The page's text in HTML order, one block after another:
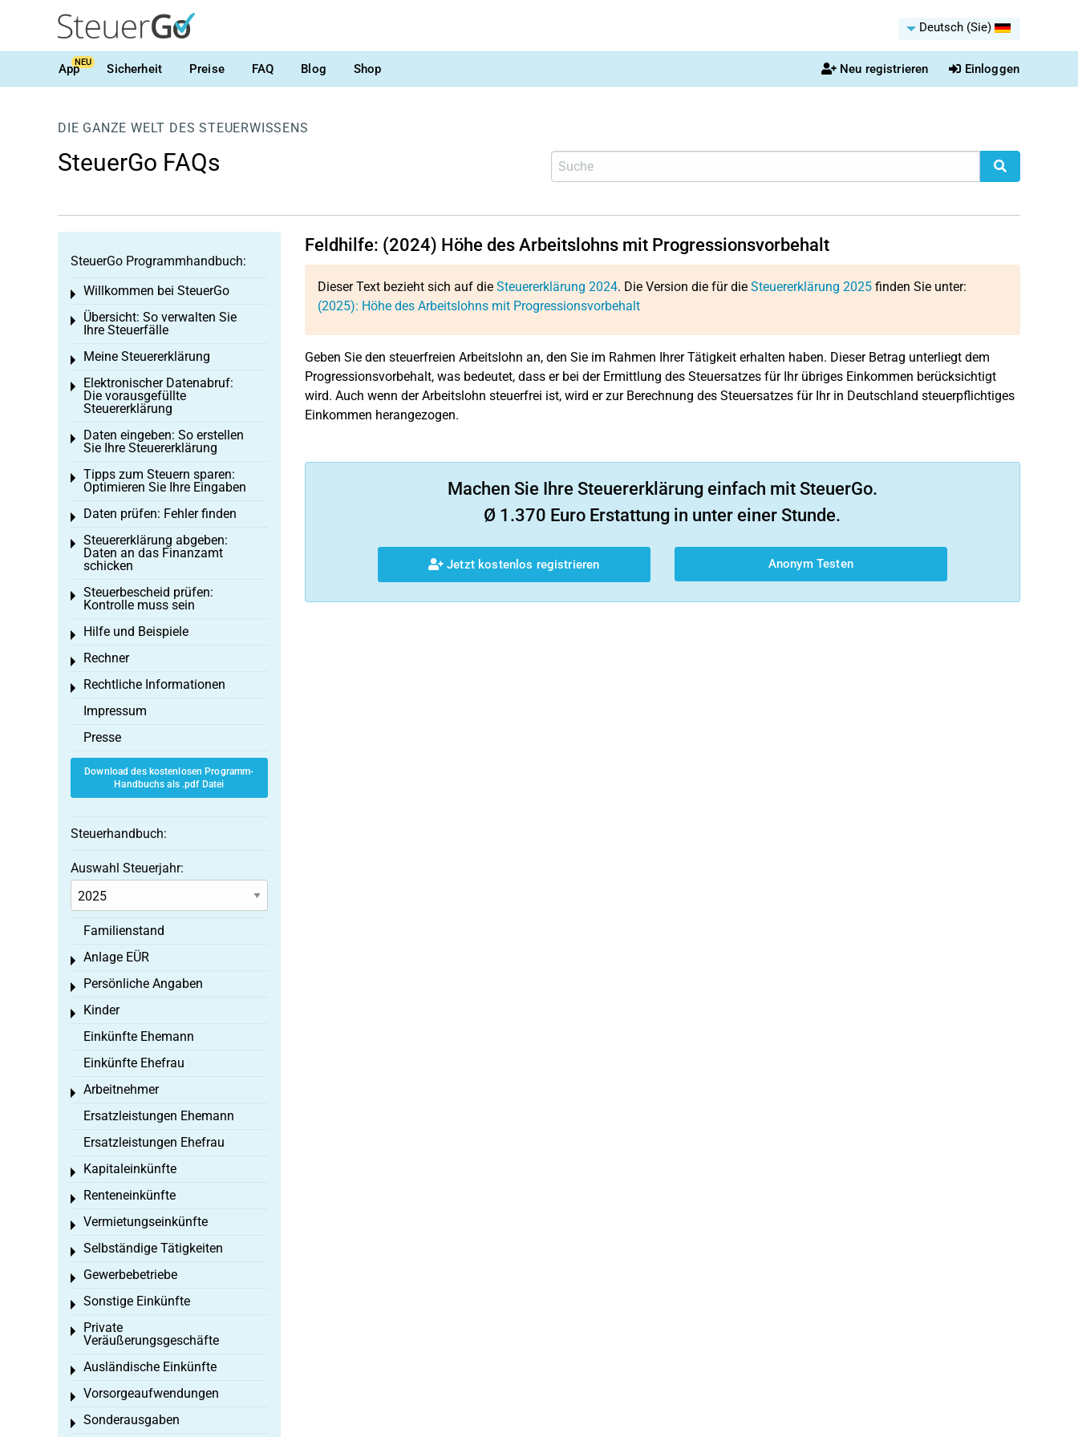
Deutsch (Sie)
AppNEU Sicherheit Preise FAQ Blog Shop Neu registrieren Einloggen
DIE GANZE WELT DES STEUERWISSENS
SteuerGo FAQs
Feldhilfe: (2024) Höhe des Arbeitslohns mit Progressionsvorbehalt
Dieser Text bezieht sich auf die Steuererklärung 2024. Die Version die für die Steuererklärung 2025finden Sie unter:
(2025): Höhe des Arbeitslohns mit Progressionsvorbehalt
Geben Sie den steuerfreien Arbeitslohn an, den Sie im Rahmen Ihrer Tätigkeit erhalten haben. Dieser Betrag unterliegt dem
Progressionsvorbehalt, was bedeutet, dass er bei der Ermittlung des Steuersatzes für Ihr übriges Einkommen berücksichtigt
wird. Auch wenn der Arbeitslohn steuerfrei ist, wird er zur Berechnung des Steuersatzes für Ihr in Deutschland steuerpflichtiges
Einkommen herangezogen.
Machen Sie Ihre Steuererklärung einfach mit SteuerGo.
Ø 1.370 Euro Erstattung in unter einer Stunde.
Jetzt kostenlos registrieren Anonym Testen
SteuerGo Programmhandbuch:
Willkommen bei SteuerGo
Toggle menu
Übersicht: So verwalten Sie
Ihre Steuerfälle
Toggle menu
Meine Steuererklärung
Toggle menu
Elektronischer Datenabruf:
Die vorausgefüllte
Steuererklärung
Toggle menu
Daten eingeben: So erstellen
Sie Ihre Steuererklärung
Toggle menu
Tipps zum Steuern sparen:
Optimieren Sie Ihre Eingaben
Toggle menu
Daten prüfen: Fehler finden
Toggle menu
Steuererklärung abgeben:
Daten an das Finanzamt
schicken
Toggle menu
Steuerbescheid prüfen:
Kontrolle muss sein
Toggle menu
Hilfe und Beispiele
Toggle menu
Rechner
Toggle menu
Rechtliche Informationen
Toggle menu
Impressum
Presse
Download des kostenlosen Programm-
Handbuchs als .pdf Datei
Steuerhandbuch:
Auswahl Steuerjahr:
Familienstand
Anlage EÜR
Toggle menu
Persönliche Angaben
Toggle menu
Kinder
Toggle menu
Einkünfte Ehemann
Einkünfte Ehefrau
Arbeitnehmer
Toggle menu
Ersatzleistungen Ehemann
Ersatzleistungen Ehefrau
Kapitaleinkünfte
Toggle menu
Renteneinkünfte
Toggle menu
Vermietungseinkünfte
Toggle menu
Selbständige Tätigkeiten
Toggle menu
Gewerbebetriebe
Toggle menu
Sonstige Einkünfte
Toggle menu
Private
Veräußerungsgeschäfte
Toggle menu
Ausländische Einkünfte
Toggle menu
Vorsorgeaufwendungen
Toggle menu
Sonderausgaben
Toggle menu